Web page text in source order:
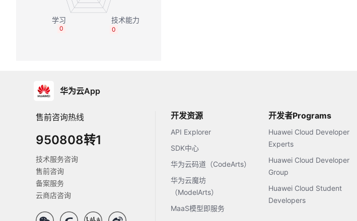
0
0
华为云App
售前咨询热线
950808转1
技术服务咨询
售前咨询
备案服务
云商店咨询
开发资源
API Explorer
SDK中心
华为云码道（CodeArts）
华为云魔坊
（ModelArts）
MaaS模型即服务
开发者Programs
Huawei Cloud Developer
Experts
Huawei Cloud Developer
Group
Huawei Cloud Student
Developers